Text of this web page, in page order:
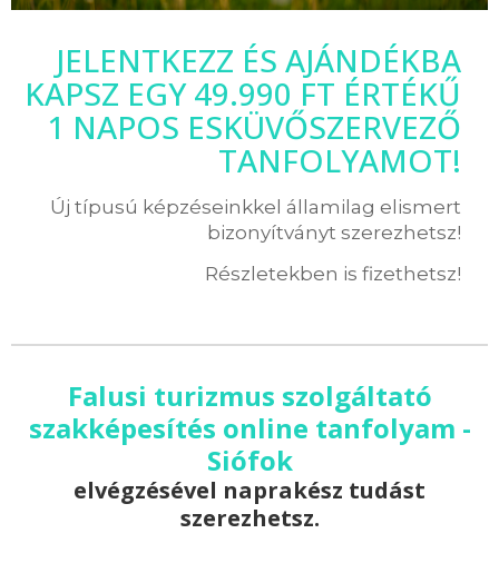
JELENTKEZZ ÉS AJÁNDÉKBA
KAPSZ EGY 49.990 FT ÉRTÉKŰ
1 NAPOS ESKÜVŐSZERVEZŐ
TANFOLYAMOT!
Új típusú képzéseinkkel államilag elismert
bizonyítványt szerezhetsz!
Részletekben is fizethetsz!
Falusi turizmus szolgáltató
szakképesítés online tanfolyam -
Siófok
elvégzésével naprakész tudást
szerezhetsz.